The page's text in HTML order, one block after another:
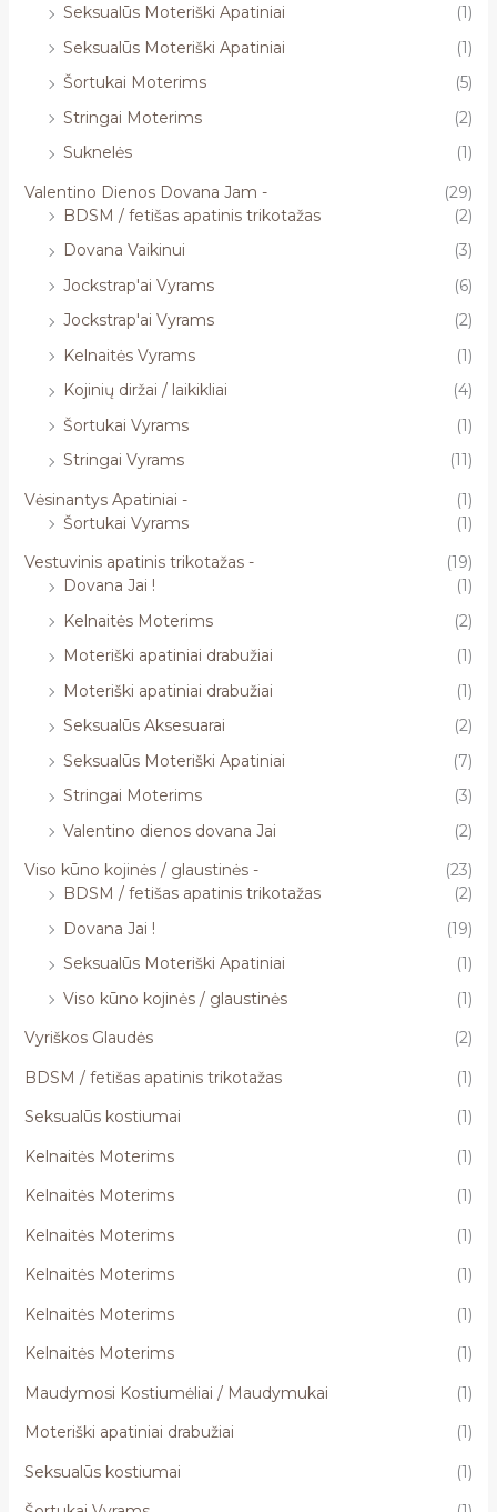
Seksualūs Moteriški Apatiniai
(1)
Seksualūs Moteriški Apatiniai
(1)
Šortukai Moterims
(5)
Stringai Moterims
(2)
Suknelės
(1)
Valentino Dienos Dovana Jam -
(29)
BDSM / fetišas apatinis trikotažas
(2)
Dovana Vaikinui
(3)
Jockstrap'ai Vyrams
(6)
Jockstrap'ai Vyrams
(2)
Kelnaitės Vyrams
(1)
Kojinių diržai / laikikliai
(4)
Šortukai Vyrams
(1)
Stringai Vyrams
(11)
Vėsinantys Apatiniai -
(1)
Šortukai Vyrams
(1)
Vestuvinis apatinis trikotažas -
(19)
Dovana Jai !
(1)
Kelnaitės Moterims
(2)
Moteriški apatiniai drabužiai
(1)
Moteriški apatiniai drabužiai
(1)
Seksualūs Aksesuarai
(2)
Seksualūs Moteriški Apatiniai
(7)
Stringai Moterims
(3)
Valentino dienos dovana Jai
(2)
Viso kūno kojinės / glaustinės -
(23)
BDSM / fetišas apatinis trikotažas
(2)
Dovana Jai !
(19)
Seksualūs Moteriški Apatiniai
(1)
Viso kūno kojinės / glaustinės
(1)
Vyriškos Glaudės
(2)
BDSM / fetišas apatinis trikotažas
(1)
Seksualūs kostiumai
(1)
Kelnaitės Moterims
(1)
Kelnaitės Moterims
(1)
Kelnaitės Moterims
(1)
Kelnaitės Moterims
(1)
Kelnaitės Moterims
(1)
Kelnaitės Moterims
(1)
Maudymosi Kostiumėliai / Maudymukai
(1)
Moteriški apatiniai drabužiai
(1)
Seksualūs kostiumai
(1)